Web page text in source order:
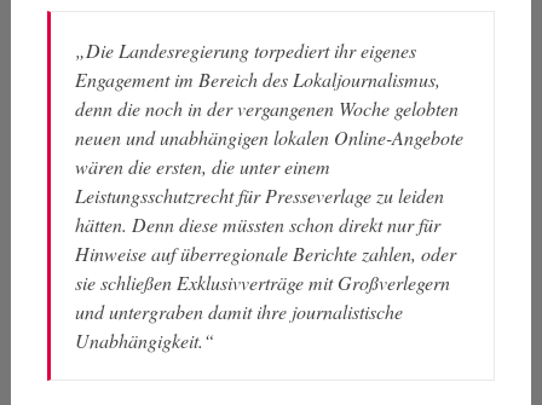
„Die Landesregierung torpediert ihr eigenes
Engagement im Bereich des Lokaljournalismus,
denn die noch in der vergangenen Woche gelobten
neuen und unabhängigen lokalen Online-Angebote
wären die ersten, die unter einem
Leistungsschutzrecht für Presseverlage zu leiden
hätten. Denn diese müssten schon direkt nur für
Hinweise auf überregionale Berichte zahlen, oder
sie schließen Exklusivverträge mit Großverlegern
und untergraben damit ihre journalistische
Unabhängigkeit.“